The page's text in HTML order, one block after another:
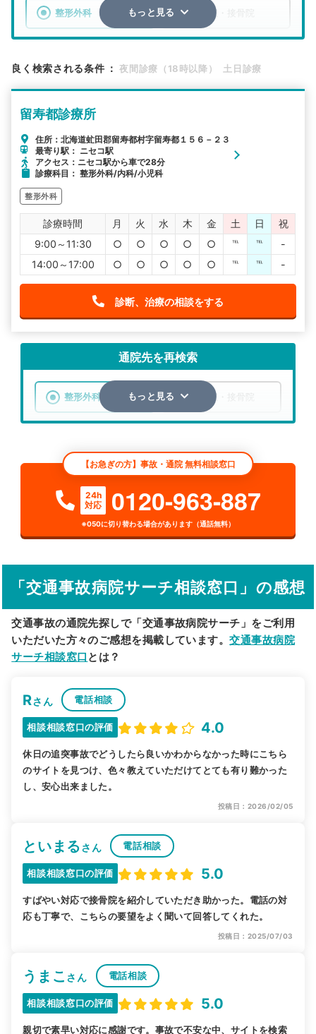
整形外科 整骨院・接骨院
検索する
その他の検索方法
駅から探す
もっと見る
良く検索される条件 ： 夜間診療（18時以降） 土日診療
留寿都診療所
住所：北海道虻田郡留寿都村字留寿都１５６－２３
最寄り駅： ニセコ駅
アクセス：ニセコ駅から車で28分
診療科目： 整形外科/内科/小児科
整形外科
診療時間 月 火 水 木 金 土 日
祝
9:00～11:30
○ ○ ○ ○ ○ ℡ ℡
-
14:00～17:00
○ ○ ○ ○ ○ ℡ ℡ -
診断、治療の相談をする
通院先を再検索
整形外科 整骨院・接骨院
検索する
詳細条件で絞り込む
その他の検索方法
駅から探す 院名から探す
もっと見る
【お急ぎの方】事故・通院 無料相談窓口
24h
対応
0120-963-887
※050に切り替わる場合があります（通話無料）
「交通事故病院サーチ相談窓口」の感想
交通事故の通院先探しで「交通事故病院サーチ」をご利用
いただいた方々のご感想を掲載しています。交通事故病院
サーチ相談窓口 とは？
Rさん 電話相談
相談相談窓口の評価 4.0
休日の追突事故でどうしたら良いかわからなかった時にこちら
のサイトを見つけ、色々教えていただけてとても有り難かった
し、安心出来ました。
投稿日：2026/02/05
といまるさん 電話相談
相談相談窓口の評価 5.0
すばやい対応で接骨院を紹介していただき助かった。電話の対
応も丁寧で、こちらの要望をよく聞いて回答してくれた。
投稿日：2025/07/03
うまこ さん 電話相談
相談相談窓口の評価 5.0
親切で素早い対応に感謝です。事故で不安な中、サイトを検索